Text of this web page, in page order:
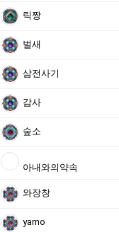
릭짱
벌새
삼전사기
감사
숲소
아내와의약속
와장창
yamo